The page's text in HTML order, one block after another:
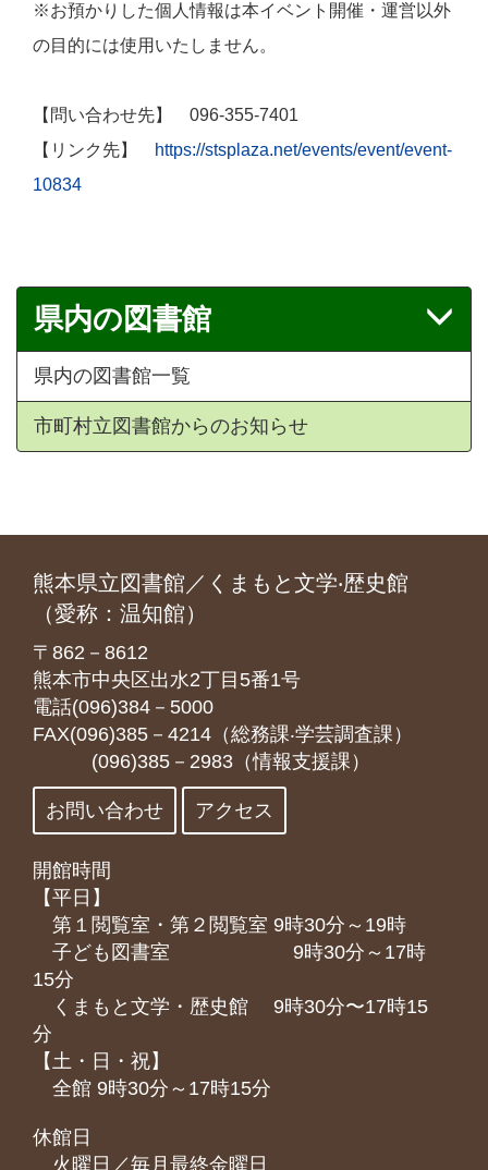
※お預かりした個人情報は本イベント開催・運営以外
の目的には使用いたしません。
【問い合わせ先】 096-355-7401
【リンク先】
https://stsplaza.net/events/event/event-
10834
県内の図書館
県内の図書館一覧
市町村立図書館からのお知らせ
熊本県立図書館／くまもと文学‧歴史館
（愛称：温知館）
〒862－8612
熊本市中央区出水2丁目5番1号
電話(096)384－5000
FAX(096)385－4214（総務課‧学芸調査課）
(096)385－2983（情報支援課）
お問い合わせ アクセス
開館時間
【平日】
第１閲覧室・第２閲覧室 9時30分～19時
子ども図書室 9時30分～17時
15分
くまもと⽂学・歴史館 9時30分〜17時15
分
【土・日・祝】
全館 9時30分～17時15分
休館日
火曜日／毎月最終金曜日